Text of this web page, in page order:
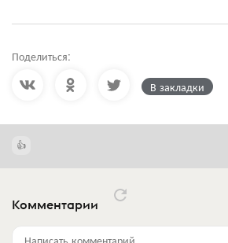
Поделиться:
В закладки
Комментарии
Написать комментарий...